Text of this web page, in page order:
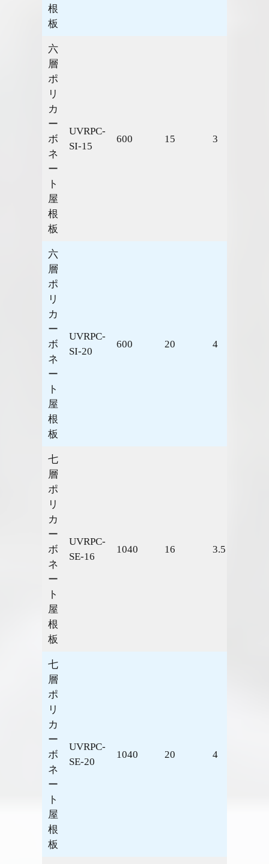
根
板
六
層
ポ
リ
カ
ー
ボ
ネ
ー
ト
屋
根
板
UVRPC-
SI-15
600 15 3
六
層
ポ
リ
カ
ー
ボ
ネ
ー
ト
屋
根
板
UVRPC-
SI-20
600 20 4
七
層
ポ
リ
カ
ー
ボ
ネ
ー
ト
屋
根
板
UVRPC-
SE-16
1040 16 3.5
七
層
ポ
リ
カ
ー
ボ
ネ
ー
ト
屋
根
板
UVRPC-
SE-20
1040 20 4